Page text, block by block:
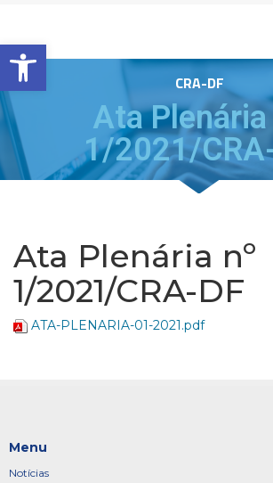
Barra de Ferramentas Aberta
CRA-DF
Ata Plenária
1/2021/
Ata Plenária nº
1/2021/CRA-DF
ATA-PLENARIA-01-2021.pdf
Menu
Notícias